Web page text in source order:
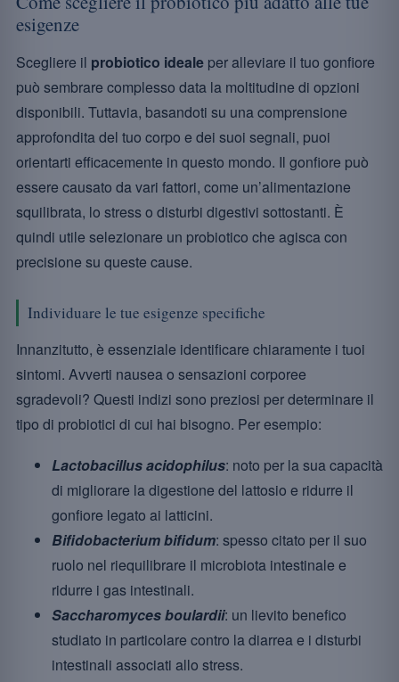
esigenze
Scegliere il probiotico ideale per alleviare il tuo gonfiore
può sembrare complesso data la moltitudine di opzioni
disponibili. Tuttavia, basandoti su una comprensione
approfondita del tuo corpo e dei suoi segnali, puoi
orientarti efficacemente in questo mondo. Il gonfiore può
essere causato da vari fattori, come un’alimentazione
squilibrata, lo stress o disturbi digestivi sottostanti. È
quindi utile selezionare un probiotico che agisca con
precisione su queste cause.
Individuare le tue esigenze specifiche
Innanzitutto, è essenziale identificare chiaramente i tuoi
sintomi. Avverti nausea o sensazioni corporee
sgradevoli? Questi indizi sono preziosi per determinare il
tipo di probiotici di cui hai bisogno. Per esempio:
Lactobacillus acidophilus: noto per la sua capacità
di migliorare la digestione del lattosio e ridurre il
gonfiore legato ai latticini.
Bifidobacterium bifidum: spesso citato per il suo
ruolo nel riequilibrare il microbiota intestinale e
ridurre i gas intestinali.
Saccharomyces boulardii: un lievito benefico
studiato in particolare contro la diarrea e i disturbi
intestinali associati allo stress.